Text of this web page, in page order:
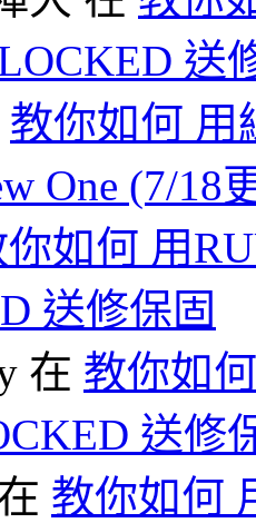
送
教你如何 用
One (7/18
你如何 用
送修保固
在 教你如
送修
教你如何